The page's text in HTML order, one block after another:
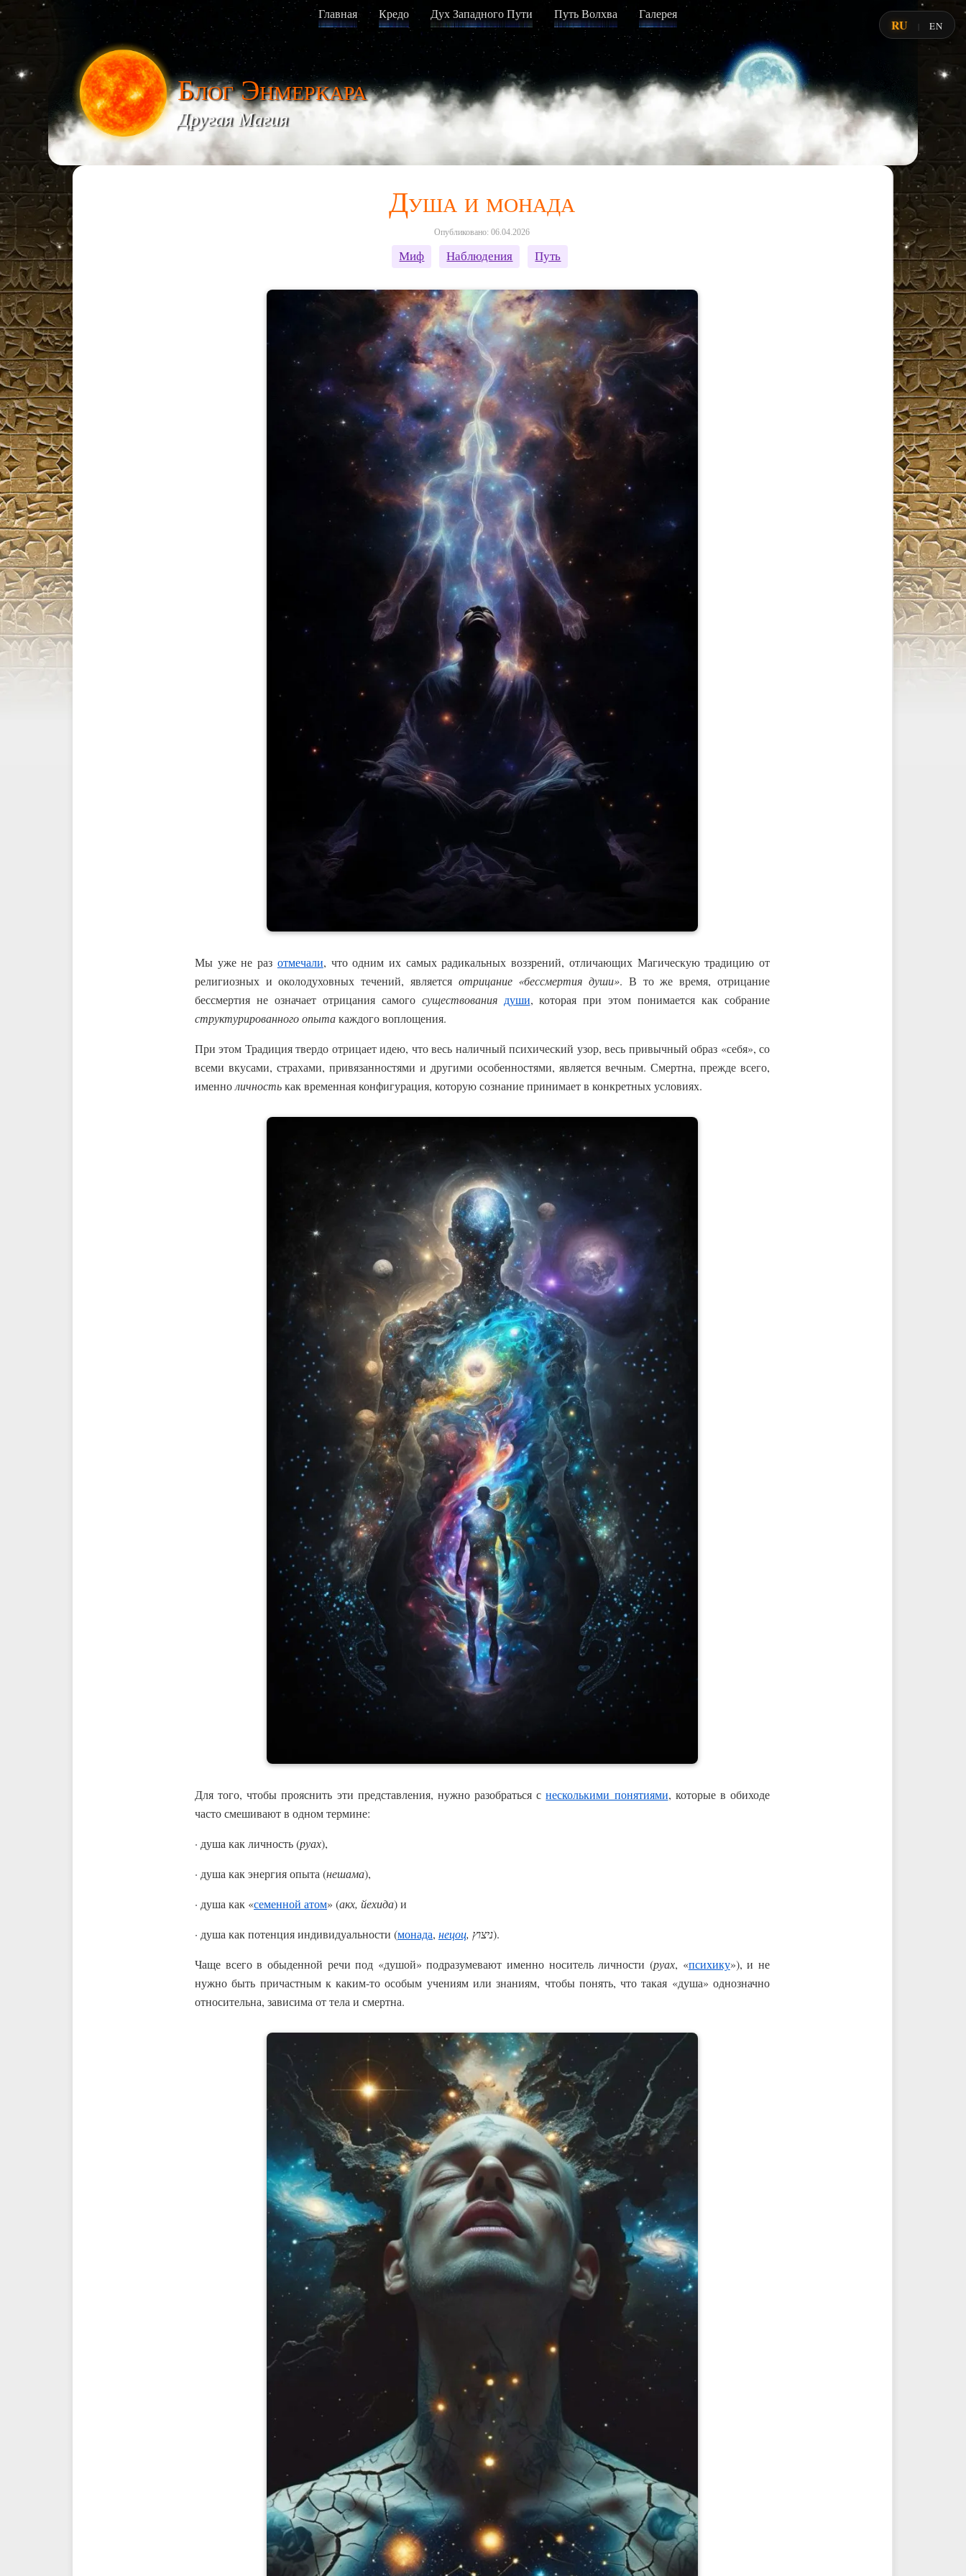
Главная Кредо Дух Западного Пути Путь Волхва Галерея
Блог Энмеркара
Другая Магия
Душа и монада
Опубликовано: 06.04.2026
Миф Наблюдения Путь
Мы уже не раз отмечали, что одним их самых радикальных воззрений, отличающих Магическую традицию от
религиозных и околодуховных течений, является отрицание «бессмертия души». В то же время, отрицание
бессмертия не означает отрицания самого существования души, которая при этом понимается как собрание
структурированного опытакаждого воплощения.
При этом Традиция твердо отрицает идею, что весь наличный психический узор, весь привычный образ «себя», со
всеми вкусами, страхами, привязанностями и другими особенностями, является вечным. Смертна, прежде всего,
именноличностькак временная конфигурация, которую сознание принимает в конкретных условиях.
Для того, чтобы прояснить эти представления, нужно разобраться снесколькими понятиями, которые в обиходе
часто смешивают в одном термине:
· душа как личность (руах),
· душа как энергия опыта (нешама),
· душа как «семенной атом» (акх, йехида) и
· душа как потенция индивидуальности (монада, нецоц, ניצוץ).
Чаще всего в обыденной речи под «душой» подразумевают именно носитель личности (руах, «психику»), и не
нужно быть причастным к каким-то особым учениям или знаниям, чтобы понять, что такая «душа» однозначно
относительна, зависима от тела и смертна.
RU | EN